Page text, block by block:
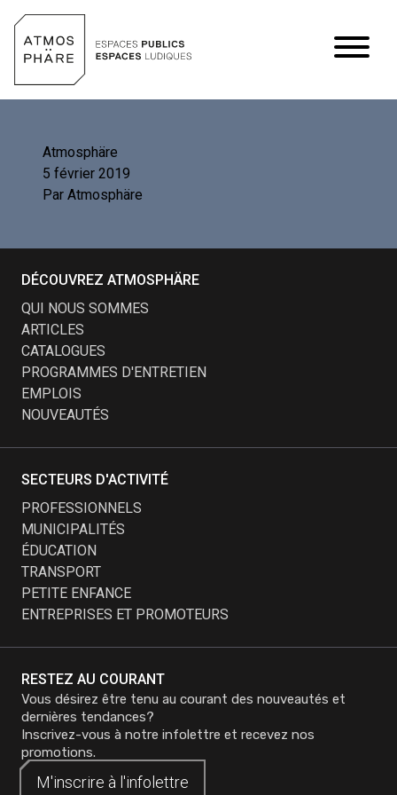
Atmosphäre
5 février 2019
Par Atmosphäre
RESTEZ AU COURANT
Vous désirez être tenu au courant des nouveautés et
dernières tendances?
Inscrivez-vous à notre infolettre et recevez nos
promotions.
M'inscrire à l'infolettre
M'inscrire à l'infolettre
DÉCOUVREZ ATMOSPHÄRE
QUI NOUS SOMMES
ARTICLES
CATALOGUES
PROGRAMMES D'ENTRETIEN
EMPLOIS
NOUVEAUTÉS
SECTEURS D'ACTIVITÉ
PROFESSIONNELS
MUNICIPALITÉS
ÉDUCATION
TRANSPORT
PETITE ENFANCE
ENTREPRISES ET PROMOTEURS